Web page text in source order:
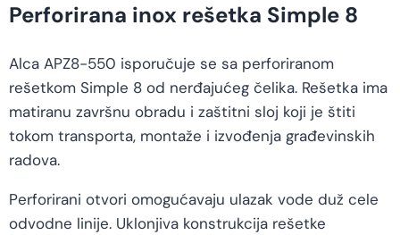
Perforirana inox rešetka Simple 8
Alca APZ8-550 isporučuje se sa perforiranom
rešetkom Simple 8 od nerđajućeg čelika. Rešetka ima
matiranu završnu obradu i zaštitni sloj koji je štiti
tokom transporta, montaže i izvođenja građevinskih
radova.
Perforirani otvori omogućavaju ulazak vode duž cele
odvodne linije. Uklonjiva konstrukcija rešetke